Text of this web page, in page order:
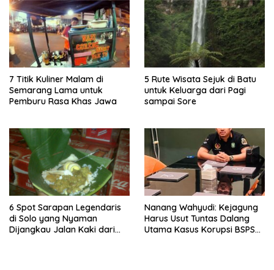
7 Titik Kuliner Malam di
Semarang Lama untuk
Pemburu Rasa Khas Jawa
5 Rute Wisata Sejuk di Batu
untuk Keluarga dari Pagi
sampai Sore
6 Spot Sarapan Legendaris
di Solo yang Nyaman
Dijangkau Jalan Kaki dari
Nanang Wahyudi: Kejagung
Harus Usut Tuntas Dalang
Utama Kasus Korupsi BSPS